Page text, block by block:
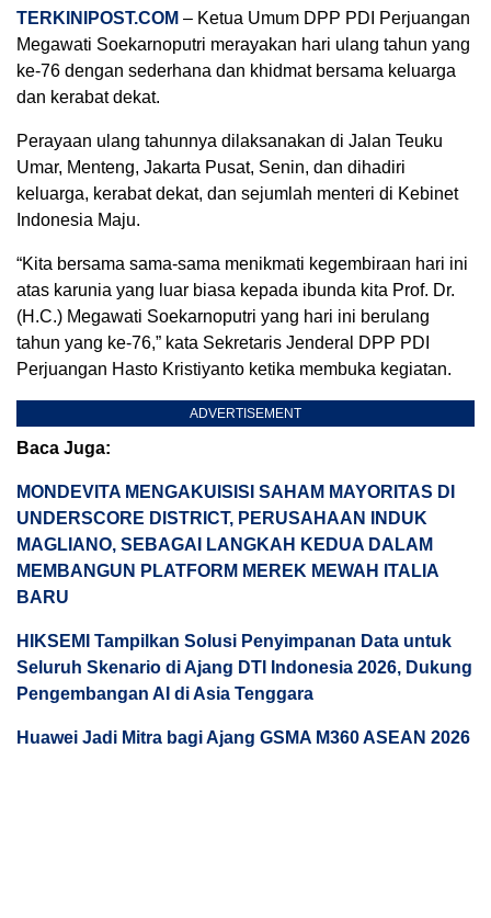
TERKINIPOST.COM – Ketua Umum DPP PDI Perjuangan
Megawati Soekarnoputri merayakan hari ulang tahun yang
ke-76 dengan sederhana dan khidmat bersama keluarga
dan kerabat dekat.
Perayaan ulang tahunnya dilaksanakan di Jalan Teuku
Umar, Menteng, Jakarta Pusat, Senin, dan dihadiri
keluarga, kerabat dekat, dan sejumlah menteri di Kebinet
Indonesia Maju.
“Kita bersama sama-sama menikmati kegembiraan hari ini
atas karunia yang luar biasa kepada ibunda kita Prof. Dr.
(H.C.) Megawati Soekarnoputri yang hari ini berulang
tahun yang ke-76,” kata Sekretaris Jenderal DPP PDI
Perjuangan Hasto Kristiyanto ketika membuka kegiatan.
ADVERTISEMENT
Baca Juga:
MONDEVITA MENGAKUISISI SAHAM MAYORITAS DI
UNDERSCORE DISTRICT, PERUSAHAAN INDUK
MAGLIANO, SEBAGAI LANGKAH KEDUA DALAM
MEMBANGUN PLATFORM MEREK MEWAH ITALIA
BARU
HIKSEMI Tampilkan Solusi Penyimpanan Data untuk
Seluruh Skenario di Ajang DTI Indonesia 2026, Dukung
Pengembangan AI di Asia Tenggara
Huawei Jadi Mitra bagi Ajang GSMA M360 ASEAN 2026